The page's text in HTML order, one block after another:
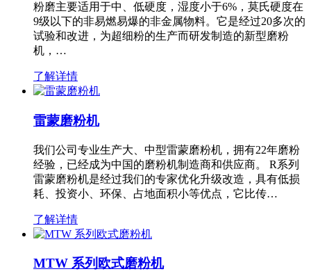
粉磨主要适用于中、低硬度，湿度小于6%，莫氏硬度在
9级以下的非易燃易爆的非金属物料。它是经过20多次的
试验和改进，为超细粉的生产而研发制造的新型磨粉
机，…
了解详情
雷蒙磨粉机
我们公司专业生产大、中型雷蒙磨粉机，拥有22年磨粉
经验，已经成为中国的磨粉机制造商和供应商。 R系列
雷蒙磨粉机是经过我们的专家优化升级改造，具有低损
耗、投资小、环保、占地面积小等优点，它比传…
了解详情
MTW 系列欧式磨粉机